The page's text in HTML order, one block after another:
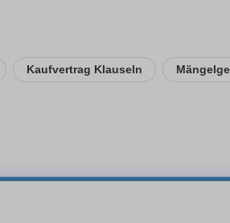
Kaufvertrag Klauseln